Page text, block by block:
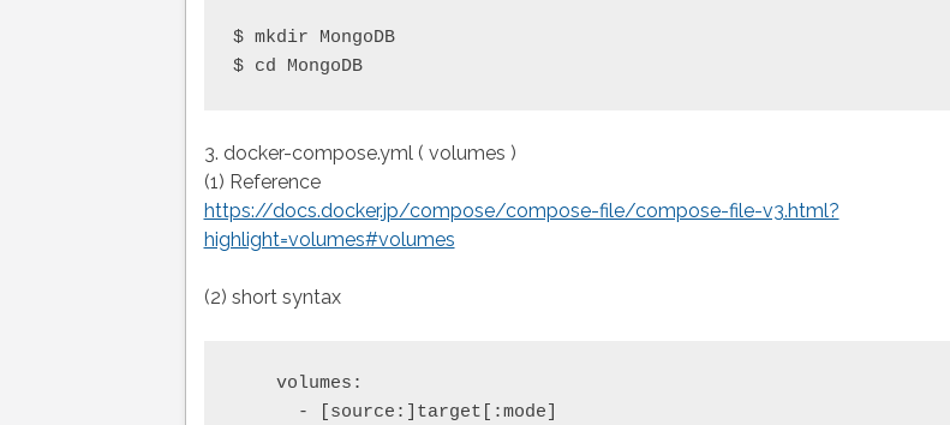
$ mkdir MongoDB
$ cd MongoDB
3. docker-compose.yml ( volumes )
(1) Reference
https://docs.docker.jp/compose/compose-file/compose-file-v3.html?
highlight=volumes#volumes
(2) short syntax
    volumes:
      - [source:]target[:mode]